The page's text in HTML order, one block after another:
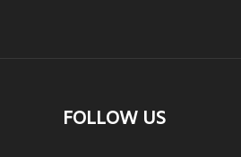
FOLLOW US